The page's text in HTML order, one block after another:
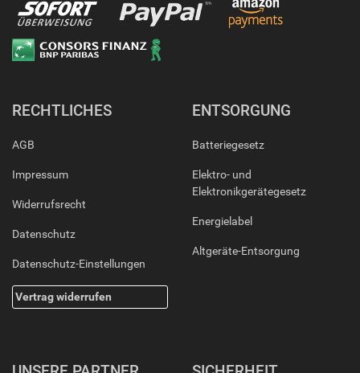
RECHTLICHES
AGB
Impressum
Widerrufsrecht
Datenschutz
Datenschutz-Einstellungen
Vertrag widerrufen
ENTSORGUNG
Batteriegesetz
Elektro- und
Elektronikgerätegesetz
Energielabel
Altgeräte-Entsorgung